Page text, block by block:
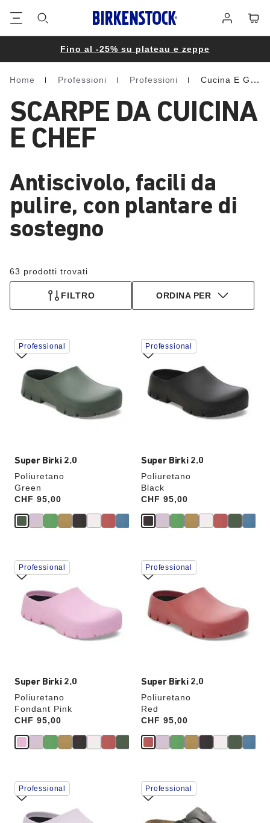
Fino al -25% su plateau e zeppe
Homepage
Home Professioni Professioni Cucina E Gastronomia
SCARPE DA CUICINA
E CHEF
Antiscivolo, facili da
pulire, con plantare di
sostegno
63 prodotti trovati
FILTRO ORDINA PER
Super Birki 2.0
Poliuretano
Green
Price:
CHF 95,00
Interagendo
con
anteprime
dei
colori,
l’immagine
Professional
Super Birki 2.0
Poliuretano
Black
Price:
CHF 95,00
Interagendo
con
anteprime
dei
colori,
l’immagine
Professional
Super Birki 2.0
Poliuretano
Fondant Pink
Price:
CHF 95,00
Interagendo
con
anteprime
dei
colori,
l’immagine
Professional
Super Birki 2.0
Poliuretano
Red
Price:
CHF 95,00
Interagendo
con
anteprime
dei
colori,
l’immagine
Professional
Interagendo
con
anteprime
Professional
Interagendo
conProfessional
pagina